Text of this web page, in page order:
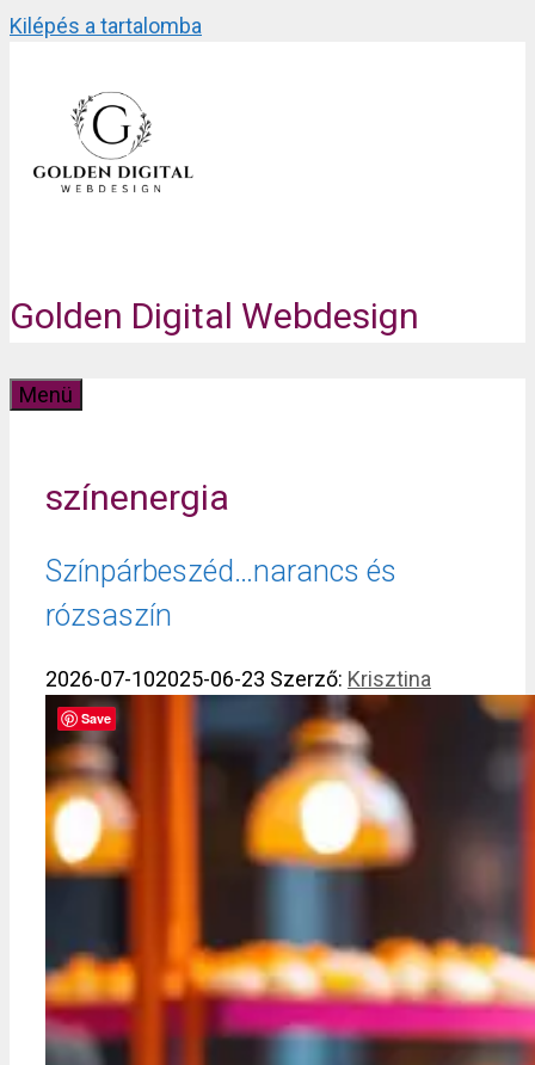
Kilépés a tartalomba
Golden Digital Webdesign
Menü
színenergia
Színpárbeszéd…narancs és
rózsaszín
2026-07-102025-06-23 Szerző: Krisztina
Save